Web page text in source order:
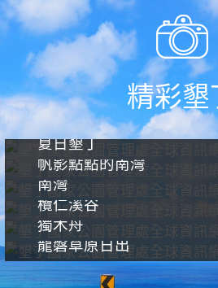
精彩墾
夏日墾丁
帆影點點的南灣
南灣
欖仁溪谷
獨木舟
龍磐草原日出